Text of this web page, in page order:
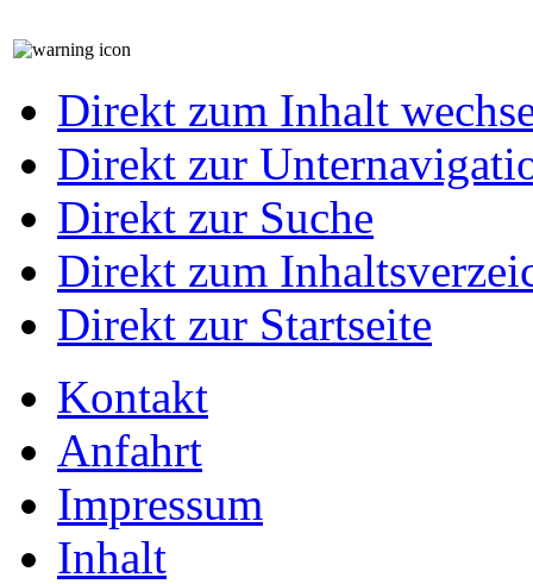
Direkt zum Inhalt
Direkt zur
Direkt zur Suche
Direkt zum
Direkt zur Startseite
Kontakt
Anfahrt
Impressum
Inhalt